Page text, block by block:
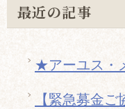
最近の記事
★アーユス・
【緊急募金